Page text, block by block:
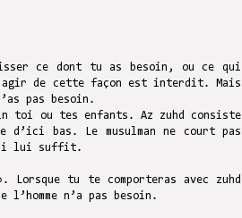
ce dont tu as besoin, ou ce qui
de cette façon est interdit. Mais
pas besoin.
toi ou tes enfants. Az zuhd consiste
bas. Le musulman ne court pas
qui lui suffit.
Lorsque tu te comporteras avec zuhd
n’a pas besoin.